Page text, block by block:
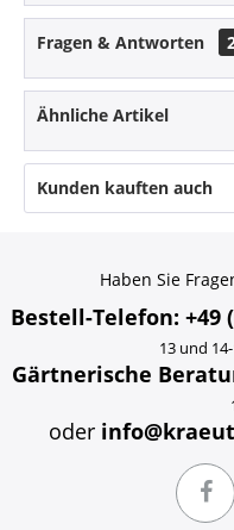
Fragen & Antworten
Ähnliche Artikel
Kunden kauften auch
Haben Sie
Bestell-Telefon: +49
13 und
Gärtnerische
oder